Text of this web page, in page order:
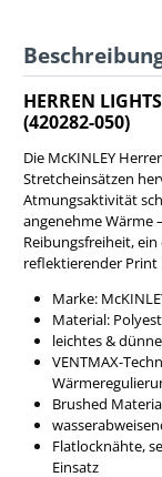
HERREN
(420282-050)
Die McKINLEY
Stretcheinsätzen
Atmungsaktivität
angenehme Wärme
Reibungsfreiheit,
reflektierender
Marke:
Material:
leichtes &
VENTMAX-
Brushed
Flatlocknähte,
Einsatz